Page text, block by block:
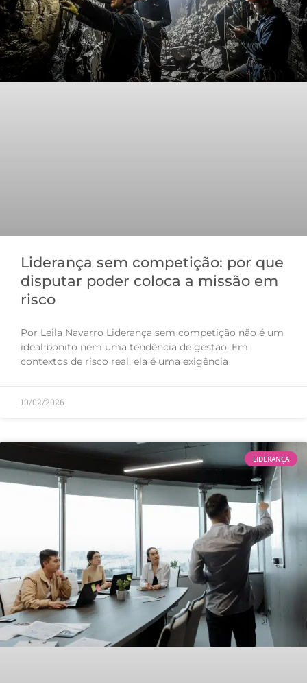
Liderança sem competição: por que
disputar poder coloca a missão em
risco
Por Leila Navarro Liderança sem competição não é um
ideal bonito nem uma tendência de gestão. Em
contextos de risco real, ela é uma exigência
10/02/2026
LIDERANÇA